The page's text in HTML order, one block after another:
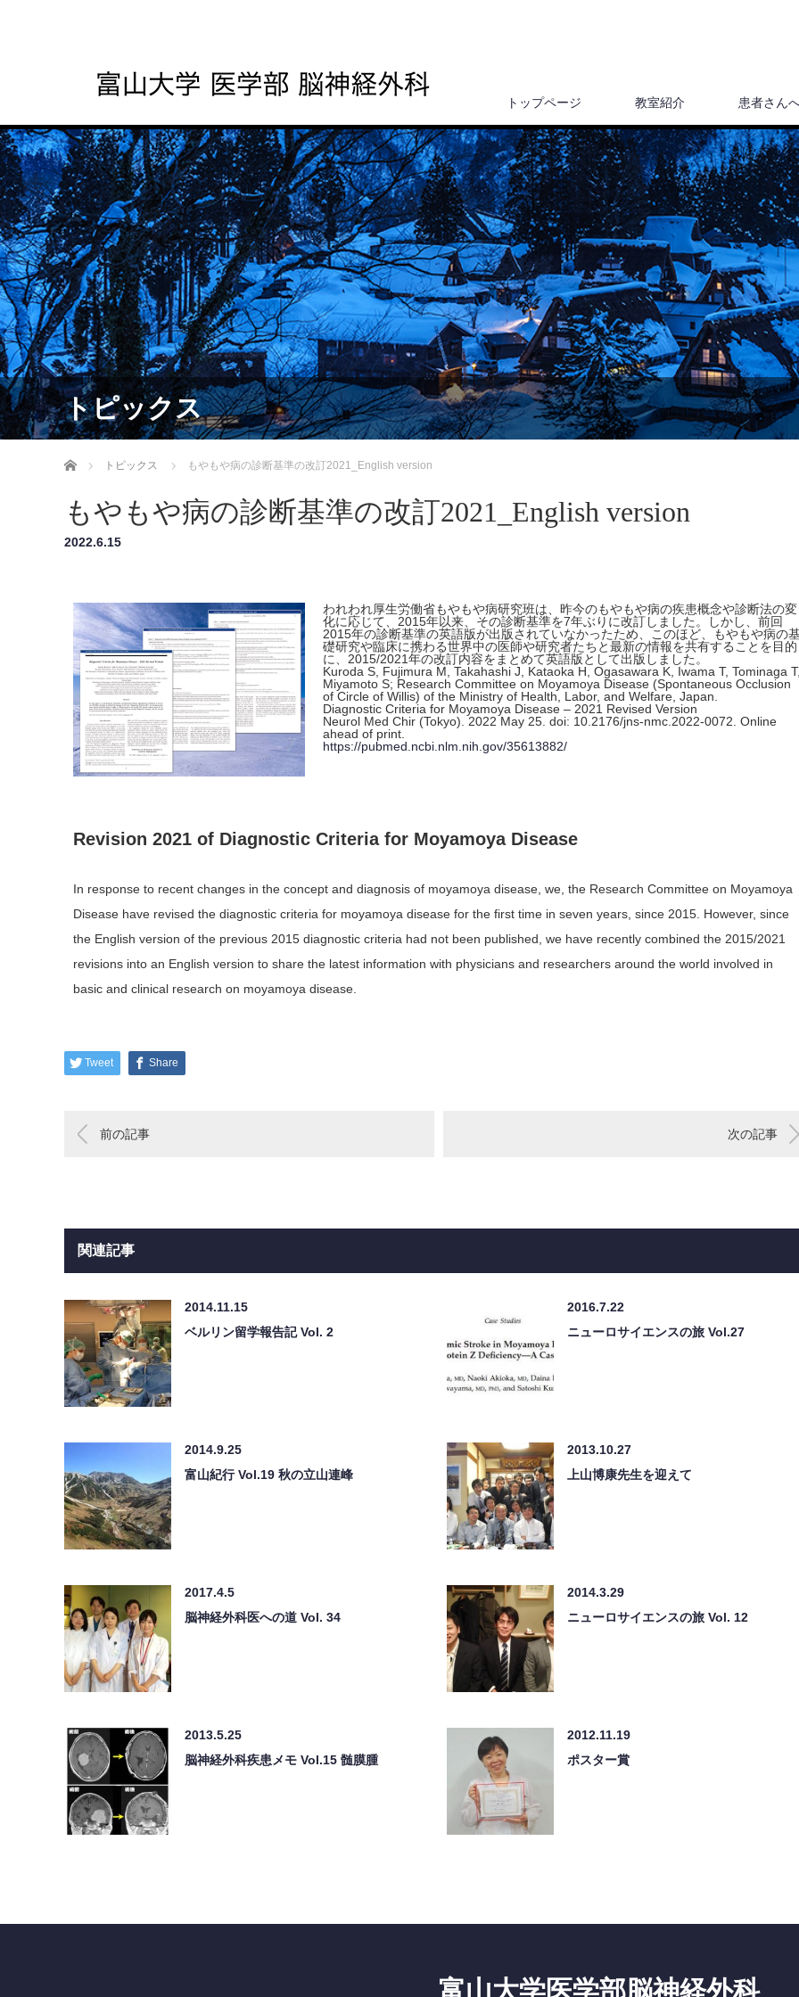
トップページ 教室紹介 患者さん
トピックス
ホーム トピックス もやもや病の診断基準の改訂2021_English version
もやもや病の診断基準の改訂2021_English version
2022.6.15
われわれ厚生労働省もやもや病研究班は、昨今のもやもや病の疾患概念や診断法の変
化に応じて、2015年以来、その診断基準を7年ぶりに改訂しました。しかし、前回
2015年の診断基準の英語版が出版されていなかったため、このほど、もやもや病の
礎研究や臨床に携わる世界中の医師や研究者たちと最新の情報を共有することを目的
に、2015/2021年の改訂内容をまとめて英語版として出版しました。
Kuroda S, Fujimura M, Takahashi J, Kataoka H, Ogasawara K, Iwama T, Tominaga
Miyamoto S; Research Committee on Moyamoya Disease (Spontaneous Occlusion
of Circle of Willis) of the Ministry of Health, Labor, and Welfare, Japan.
Diagnostic Criteria for Moyamoya Disease – 2021 Revised Version
Neurol Med Chir (Tokyo). 2022 May 25. doi: 10.2176/jns-nmc.2022-0072. Online
ahead of print.
https://pubmed.ncbi.nlm.nih.gov/35613882/
Revision 2021 of Diagnostic Criteria for Moyamoya Disease
In response to recent changes in the concept and diagnosis of moyamoya disease, we, the Research Committee on Moyamoya
Disease have revised the diagnostic criteria for moyamoya disease for the first time in seven years, since 2015. However, since
the English version of the previous 2015 diagnostic criteria had not been published, we have recently combined the 2015/2021
revisions into an English version to share the latest information with physicians and researchers around the world involved in
basic and clinical research on moyamoya disease.
Tweet Share
前の記事 次の記事
関連記事
2014.11.15
ベルリン留学報告記 Vol. 2
2016.7.22
ニューロサイエンスの旅 Vol.27
2014.9.25
富山紀行 Vol.19 秋の立山連峰
2013.10.27
上山博康先生を迎えて
2017.4.5
脳神経外科医への道 Vol. 34
2014.3.29
ニューロサイエンスの旅 Vol. 12
2013.5.25
脳神経外科疾患メモ Vol.15 髄膜腫
2012.11.19
ポスター賞
富山大学医学部脳神経外科